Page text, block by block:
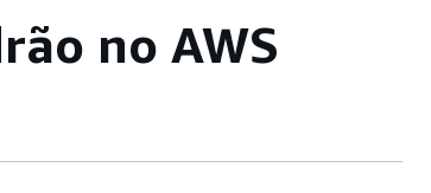
no AWS